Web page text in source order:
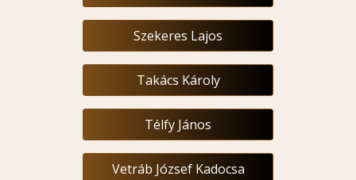
Szekeres Lajos
Takács Károly
Télfy János
Vetráb József Kadocsa